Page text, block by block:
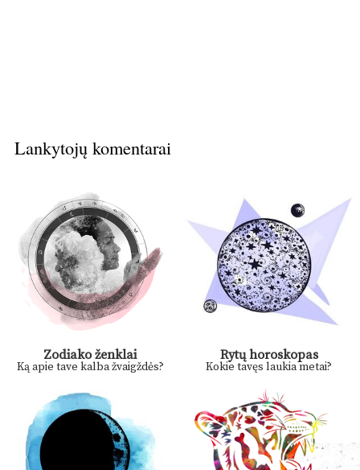
Lankytojų komentarai
Zodiako ženklai
Ką apie tave kalba žvaigždės?
Rytų horoskopas
Kokie tavęs laukia metai?